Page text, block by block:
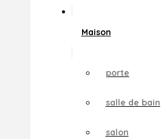
Maison
porte
salle de bain
salon